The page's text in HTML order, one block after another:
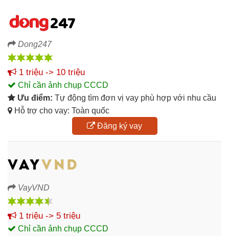
Dong247
1 triệu -> 10 triệu
Chỉ cần ảnh chụp CCCD
Ưu điểm: Tự động tìm đơn vị vay phù hợp với nhu cầu
Hỗ trợ cho vay: Toàn quốc
Đăng ký vay
VayVND
1 triệu -> 5 triệu
Chỉ cần ảnh chụp CCCD